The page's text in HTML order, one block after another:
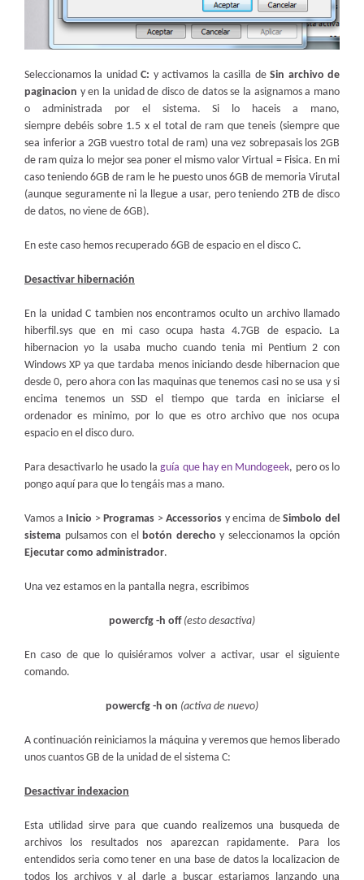
Seleccionamos la unidadC: y activamos la casilla deSin archivo de
paginacion y en la unidad de disco de datos se la asignamos a mano
o administrada por el sistema. Si lo haceis a mano,
siempre debéis sobre 1.5 x el total de ram que teneis (siempre que
sea inferior a 2GB vuestro total de ram) una vez sobrepasais los 2GB
de ram quiza lo mejor sea poner el mismo valor Virtual = Fisica. En mi
caso teniendo 6GB de ram le he puesto unos 6GB de memoria Virutal
(aunque seguramente ni la llegue a usar, pero teniendo 2TB de disco
de datos, no viene de 6GB).
En este caso hemos recuperado 6GB de espacio en el disco C.
Desactivar hibernación
En la unidad C tambien nos encontramos oculto un archivo llamado
hiberfil.sys que en mi caso ocupa hasta 4.7GB de espacio. La
hibernacion yo la usaba mucho cuando tenia mi Pentium 2 con
Windows XP ya que tardaba menos iniciando desde hibernacion que
desde 0, pero ahora con las maquinas que tenemos casi no se usa y si
encima tenemos un SSD el tiempo que tarda en iniciarse el
ordenador es minimo, por lo que es otro archivo que nos ocupa
espacio en el disco duro.
Para desactivarlo he usado laguía que hay en Mundogeek, pero os lo
pongo aquí para que lo tengáis mas a mano.
Vamos a Inicio >Programas >Accessorios y encima deSimbolo del
sistema pulsamos con elbotón derecho y seleccionamos la opción
Ejecutar como administrador.
Una vez estamos en la pantalla negra, escribimos
powercfg -h off (esto desactiva)
En caso de que lo quisiéramos volver a activar, usar el siguiente
comando.
powercfg -h on (activa de nuevo)
A continuación reiniciamos la máquina y veremos que hemos liberado
unos cuantos GB de la unidad de el sistema C:
Desactivar indexacion
Esta utilidad sirve para que cuando realizemos una busqueda de
archivos los resultados nos aparezcan rapidamente. Para los
entendidos seria como tener en una base de datos la localizacion de
todos los archivos y al darle a buscar estariamos lanzando una